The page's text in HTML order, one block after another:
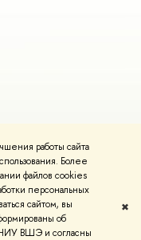
работы сайта
Более
файлов cookies
персональных
сайтом, вы
об
НИУ ВШЭ и согласны
✖
Условия использования